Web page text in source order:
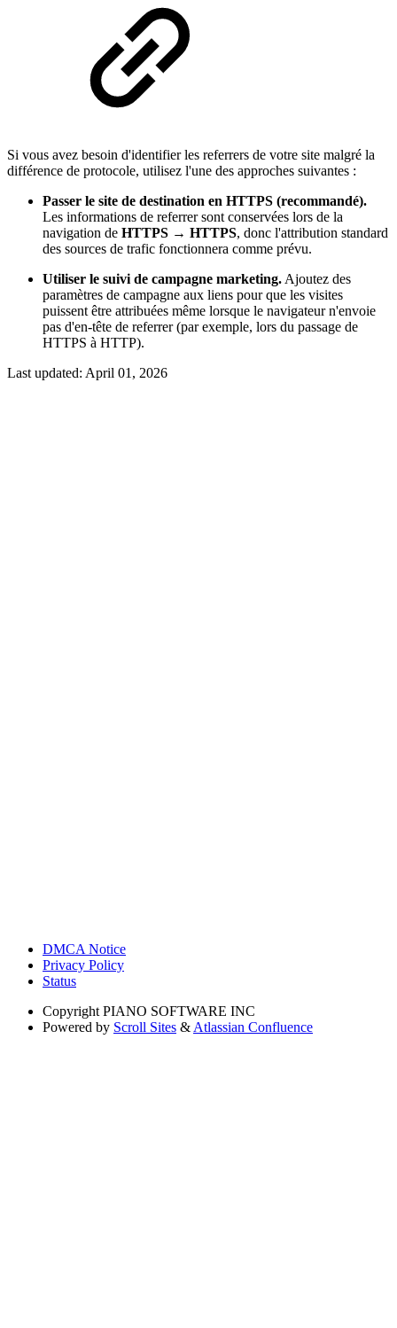
Si vous avez besoin d'identifier les referrers de votre site malgré la
différence de protocole, utilisez l'une des approches suivantes :
Passer le site de destination en HTTPS (recommandé).
Les informations de referrer sont conservées lors de la
navigation de HTTPS → HTTPS, donc l'attribution standard
des sources de trafic fonctionnera comme prévu.
Utiliser le suivi de campagne marketing. Ajoutez des
paramètres de campagne aux liens pour que les visites
puissent être attribuées même lorsque le navigateur n'envoie
pas d'en-tête de referrer (par exemple, lors du passage de
HTTPS à HTTP).
Last updated: April 01, 2026
DMCA Notice
Privacy Policy
Status
Copyright PIANO SOFTWARE INC
Powered by Scroll Sites & Atlassian Confluence